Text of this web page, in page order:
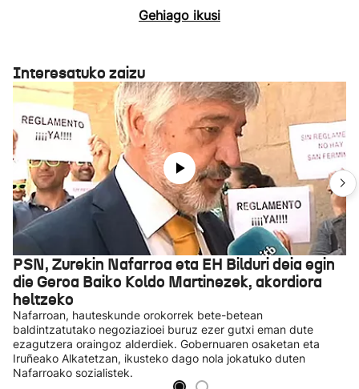
Gehiago ikusi
Interesatuko zaizu
PSN, Zurekin Nafarroa eta EH Bilduri deia egin
die Geroa Baiko Koldo Martinezek, akordiora
heltzeko
Nafarroan, hauteskunde orokorrek bete-betean
baldintzatutako negoziazioei buruz ezer gutxi eman dute
ezagutzera oraingoz alderdiek. Gobernuaren osaketan eta
Iruñeako Alkatetzan, ikusteko dago nola jokatuko duten
Nafarroako sozialistek.